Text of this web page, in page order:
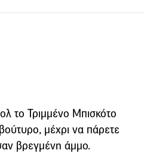
το Τριμμένο Μπισκότο
μέχρι να πάρετε
βρεγμένη άμμο.